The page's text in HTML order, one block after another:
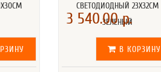
СВЕТОДИОДНЫЙ 23Х32СМ
ЗЕЛЕНЫЙ
3 540.00 р.
В КОРЗИНУ